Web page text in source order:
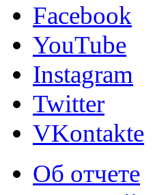
Facebook
YouTube
Instagram
Twitter
VKontakte
Об отчете